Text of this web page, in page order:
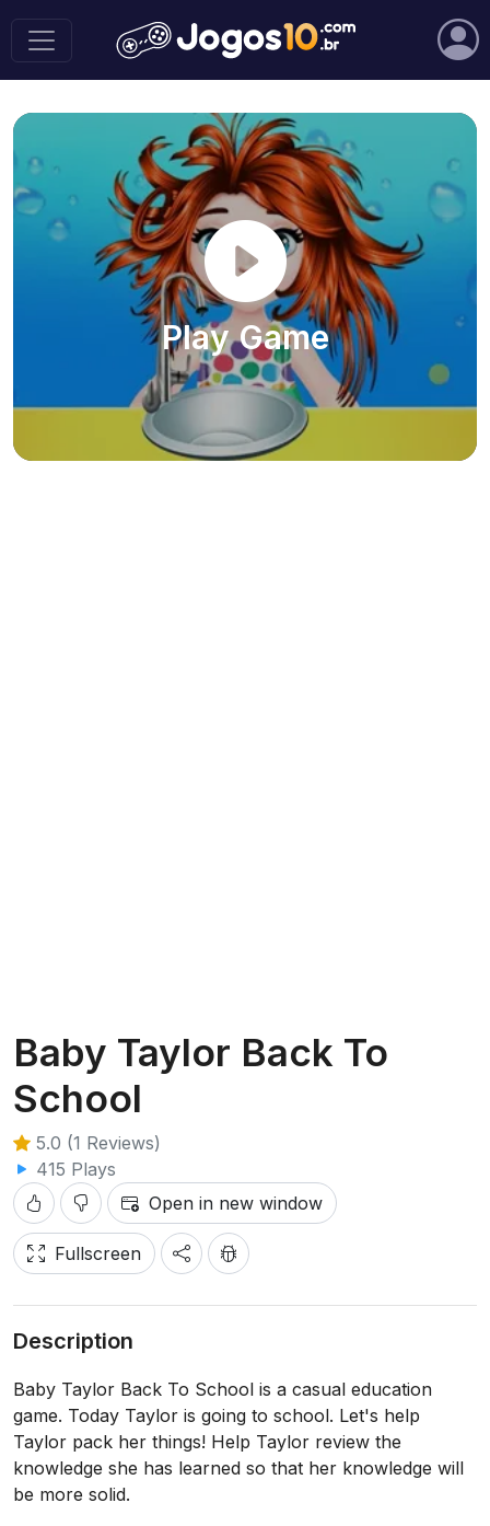
Play Game
Baby Taylor Back To
School
5.0 (1 Reviews)
415 Plays
Open in new window
Fullscreen
Description
Baby Taylor Back To School is a casual education
game. Today Taylor is going to school. Let's help
Taylor pack her things! Help Taylor review the
knowledge she has learned so that her knowledge will
be more solid.